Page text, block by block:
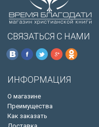
СВЯЗАТЬСЯ С НАМИ
ИНФОРМАЦИЯ
О магазине
Преимущества
Как заказать